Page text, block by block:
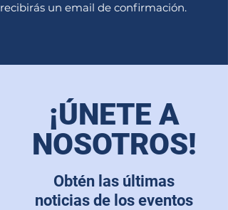
recibirás un email de confirmación.
¡ÚNETE A
NOSOTROS!
Obtén las últimas
noticias de los eventos